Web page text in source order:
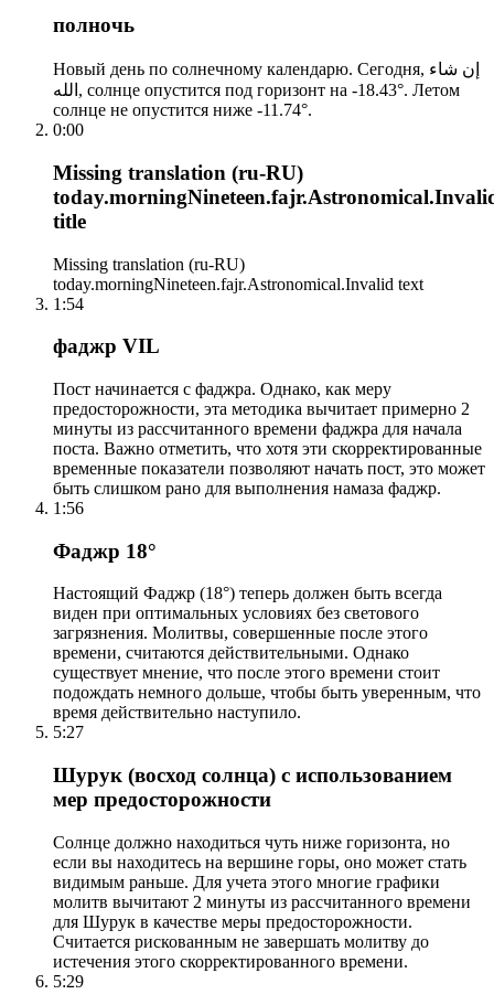
полночь
Новый день по солнечному календарю. Сегодня, إن شاء
الله, солнце опустится под горизонт на -18.43°. Летом
солнце не опустится ниже -11.74°.
0:00
Missing translation (ru-RU)
title
Missing translation (ru-RU)
today.morningNineteen.fajr.Astronomical.Invalid text
1:54
фаджр VIL
Пост начинается с фаджра. Однако, как меру
предосторожности, эта методика вычитает примерно 2
минуты из рассчитанного времени фаджра для начала
поста. Важно отметить, что хотя эти скорректированные
временные показатели позволяют начать пост, это может
быть слишком рано для выполнения намаза фаджр.
1:56
Фаджр 18°
Настоящий Фаджр (18°) теперь должен быть всегда
виден при оптимальных условиях без светового
загрязнения. Молитвы, совершенные после этого
времени, считаются действительными. Однако
существует мнение, что после этого времени стоит
подождать немного дольше, чтобы быть уверенным, что
время действительно наступило.
5:27
Шурук (восход солнца) с использованием
мер предосторожности
Солнце должно находиться чуть ниже горизонта, но
если вы находитесь на вершине горы, оно может стать
видимым раньше. Для учета этого многие графики
молитв вычитают 2 минуты из рассчитанного времени
для Шурук в качестве меры предосторожности.
Считается рискованным не завершать молитву до
истечения этого скорректированного времени.
5:29